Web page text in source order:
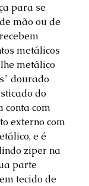
para se
mão ou de
metálicos
metálico
dourado
do
conta com
externo com
e é
ziper na
parte
tecido de